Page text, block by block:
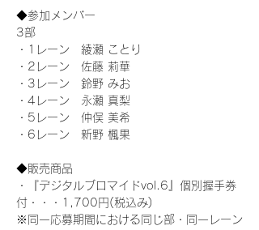
◆参加メンバー
3部
・1レーン　綾瀬 ことり
・2レーン　佐藤 莉華
・3レーン　鈴野 みお
・4レーン　永瀬 真梨
・5レーン　仲俣 美希
・6レーン　新野 楓果
◆販売商品
・『デジタルブロマイドvol.6』個別握手券
付・・・1,700円(税込み)
※同一応募期間における同じ部・同一レーン